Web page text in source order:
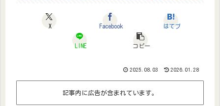
X Facebook はてブ
LINE コピー
2025.08.03 2026.01.28
記事内に広告が含まれています。